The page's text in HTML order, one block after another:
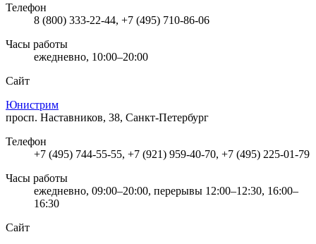
Телефон
8 (800) 333-22-44, +7 (495) 710-86-06
Часы работы
ежедневно, 10:00–20:00
Сайт
Юнистрим
просп. Наставников, 38, Санкт-Петербург
Телефон
+7 (495) 744-55-55, +7 (921) 959-40-70, +7 (495) 225-01-79
Часы работы
ежедневно, 09:00–20:00, перерывы 12:00–12:30, 16:00–
16:30
Сайт